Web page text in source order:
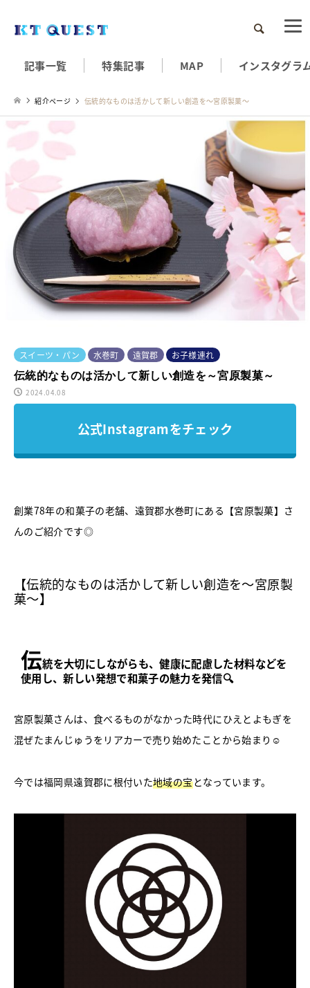
検索
記事一覧 特集記事 MAP インスタグラ
紹介ページ 伝統的なものは活かして新しい創造を～宮原製菓～
スイーツ・パン 水巻町 遠賀郡
お子様連れ
伝統的なものは活かして新しい創造を～宮原製菓～
2024.04.08
公式Instagramをチェック
創業78年の和菓子の老舗、 遠賀郡水巻町にある【宮原製菓】さ
んのご紹介です◎
【伝統的なものは活かして新しい創造を～宮原製
菓～】
伝統を大切にしながらも、健康に配慮した材料などを
使用し、新しい発想で和菓子の魅力を発信🔍
宮原製菓さんは、食べるものがなかった時代にひえとよもぎを
混ぜたまんじゅうをリアカーで売り始めたことから始まり☺
今では福岡県遠賀郡に根付いた地域の宝となっています。